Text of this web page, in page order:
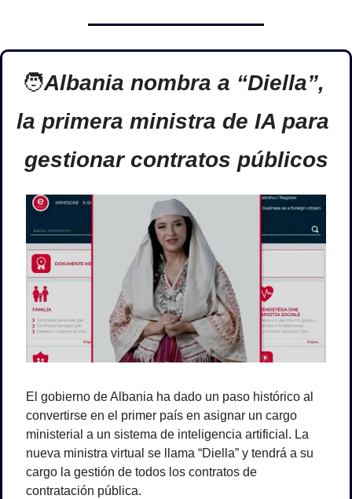
🧑Albania nombra a “Diella”,
la primera ministra de IA para
gestionar contratos públicos
El gobierno de Albania ha dado un paso histórico al
convertirse en el primer país en asignar un cargo
ministerial a un sistema de inteligencia artificial. La
nueva ministra virtual se llama “Diella” y tendrá a su
cargo la gestión de todos los contratos de
contratación pública.